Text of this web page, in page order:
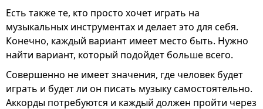
Есть также те, кто просто хочет играть на
музыкальных инструментах и делает это для себя.
Конечно, каждый вариант имеет место быть. Нужно
найти вариант, который подойдет больше всего.
Совершенно не имеет значения, где человек будет
играть и будет ли он писать музыку самостоятельно.
Аккорды потребуются и каждый должен пройти через